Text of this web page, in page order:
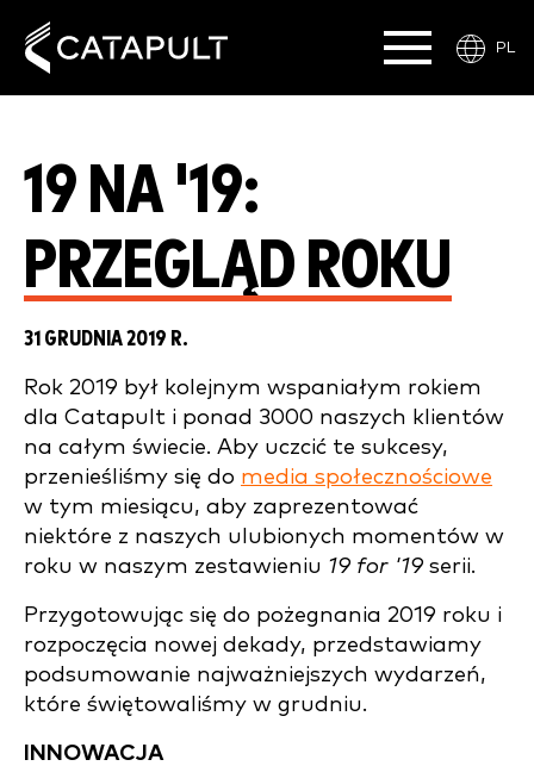
PL
19 NA '19:
PRZEGLĄD ROKU
31 GRUDNIA 2019 R.
Rok 2019 był kolejnym wspaniałym rokiem
dla Catapult i ponad 3000 naszych klientów
na całym świecie. Aby uczcić te sukcesy,
przenieśliśmy się do media społecznościowe
w tym miesiącu, aby zaprezentować
niektóre z naszych ulubionych momentów w
roku w naszym zestawieniu 19 for '19 serii.
Przygotowując się do pożegnania 2019 roku i
rozpoczęcia nowej dekady, przedstawiamy
podsumowanie najważniejszych wydarzeń,
które świętowaliśmy w grudniu.
INNOWACJA